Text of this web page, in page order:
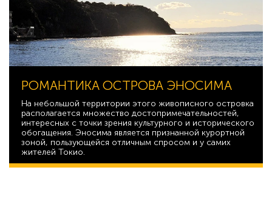
РОМАНТИКА ОСТРОВА ЭНОСИМА
На небольшой территории этого живописного островка
располагается множество достопримечательностей,
интересных с точки зрения культурного и исторического
обогащения. Эносима является признанной курортной
зоной, пользующейся отличным спросом и у самих
жителей Токио.